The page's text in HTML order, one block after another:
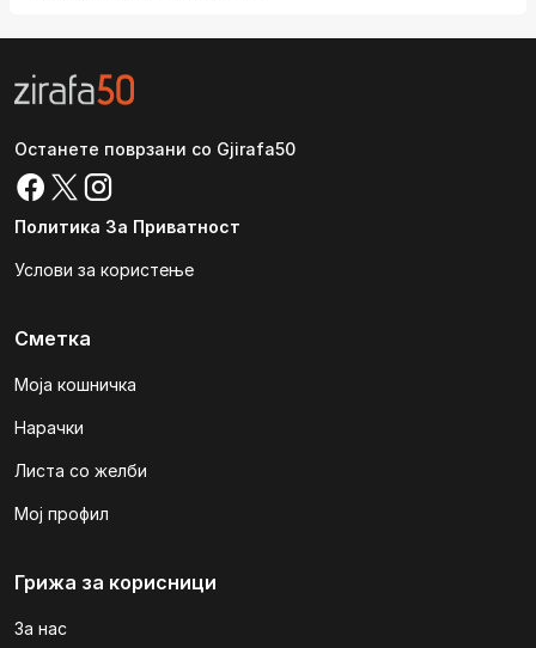
Останете поврзани со Gjirafa50
Политика За Приватност
Услови за користење
Сметка
Моја кошничка
Нарачки
Листа со желби
Мој профил
Грижа за корисници
За нас